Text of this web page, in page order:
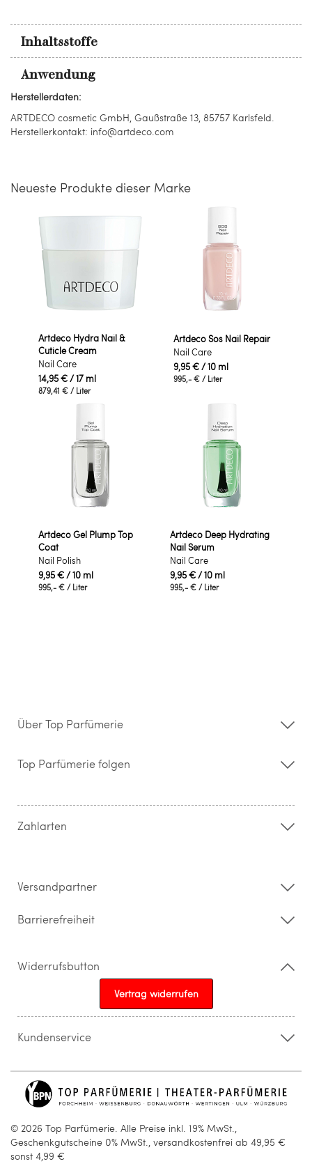
Inhaltsstoffe
Anwendung
Herstellerdaten:
ARTDECO cosmetic GmbH, Gaußstraße 13, 85757 Karlsfeld.
Herstellerkontakt: info@artdeco.com
Neueste Produkte dieser Marke
Artdeco Hydra Nail &
Cuticle Cream
Nail Care
14,95 €/ 17 ml
879,41 € / Liter
Artdeco Sos Nail Repair
Nail Care
9,95 €/ 10 ml
995,- € / Liter
Artdeco Gel Plump Top
Coat
Nail Polish
9,95 €/ 10 ml
995,- € / Liter
Artdeco Deep Hydrating
Nail Serum
Nail Care
9,95 €/ 10 ml
995,- € / Liter
Über Top Parfümerie
Storefinder
Kontakt
Widerrufsrecht & Rückgabebedingungen
Top Parfümerie folgen
Zahlarten
Versandpartner
Barrierefreiheit
Widerrufsbutton
Vertrag widerrufen
Kundenservice
info@topparfuemerie.de
© 2026 Top Parfümerie. Alle Preise inkl. 19% MwSt.,
Geschenkgutscheine 0% MwSt., versandkostenfrei ab 49,95 €
sonst 4,99 €